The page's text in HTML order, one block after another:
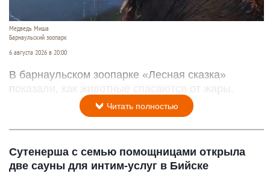
Медведь Миша
Барнаульский зоопарк
6 августа 2026 в 20:00
В барнаульском зоопарке «Лесная сказка»
показали, как животные спасаются от жары.
Читать полностью
Сутенерша с семью помощницами открыла
две сауны для интим-услуг в Бийске